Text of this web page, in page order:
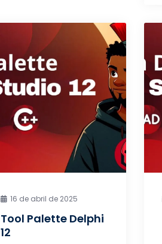
16 de abril de 2025
Tool Palette Delphi
12